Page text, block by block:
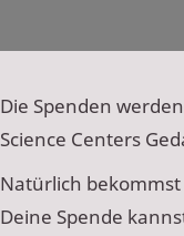
Die Spenden
Science Centers
Natürlich
Deine Spende